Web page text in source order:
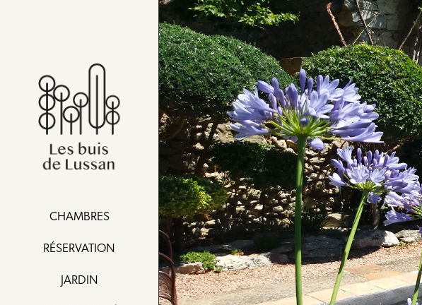
CHAMBRES
RÉSERVATION
JARDIN